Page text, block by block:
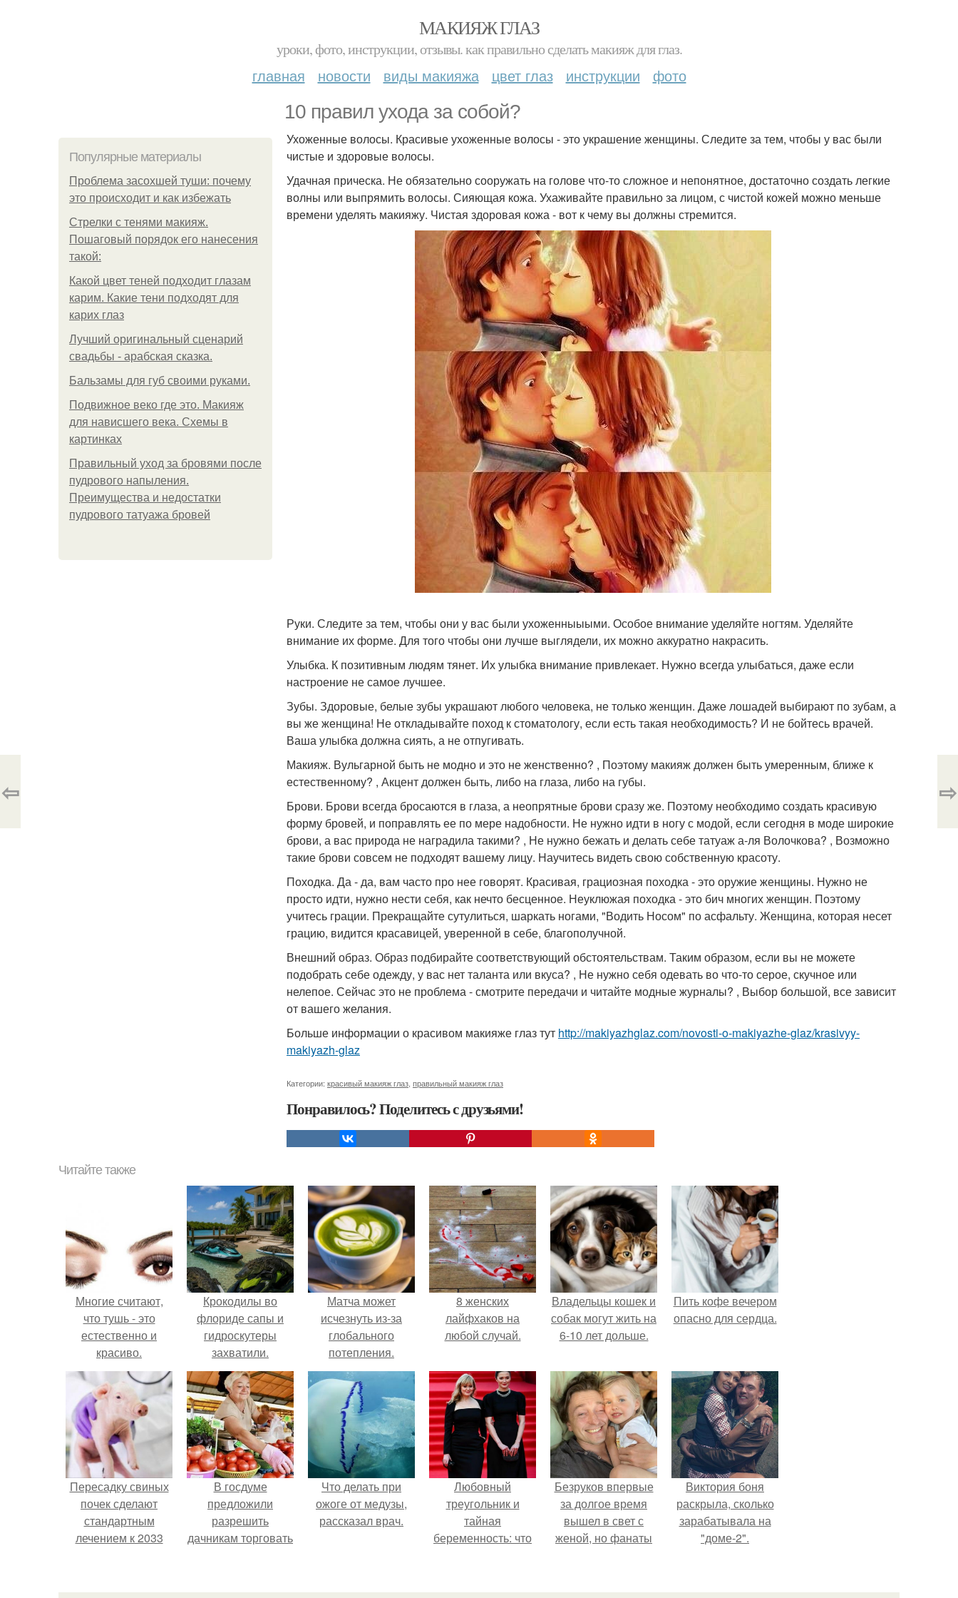
МАКИЯЖ ГЛАЗ
уроки, фото, инструкции, отзывы. как правильно сделать макияж для глаз.
главная новости виды макияжа цвет глаз инструкции фото
10 правил ухода за собой?
Популярные материалы
Проблема засохшей туши: почему
это происходит и как избежать
Стрелки с тенями макияж.
Пошаговый порядок его нанесения
такой:
Какой цвет теней подходит глазам
карим. Какие тени подходят для
карих глаз
Лучший оригинальный сценарий
свадьбы - арабская сказка.
Бальзамы для губ своими руками.
Подвижное веко где это. Макияж
для нависшего века. Схемы в
картинках
Правильный уход за бровями после
пудрового напыления.
Преимущества и недостатки
пудрового татуажа бровей
Ухоженные волосы. Красивые ухоженные волосы - это украшение женщины. Следите за тем, чтобы у вас были
чистые и здоровые волосы.
Удачная прическа. Не обязательно сооружать на голове что-то сложное и непонятное, достаточно создать легкие
волны или выпрямить волосы. Сияющая кожа. Ухаживайте правильно за лицом, с чистой кожей можно меньше
времени уделять макияжу. Чистая здоровая кожа - вот к чему вы должны стремится.
Руки. Следите за тем, чтобы они у вас были ухоженныыыми. Особое внимание уделяйте ногтям. Уделяйте
внимание их форме. Для того чтобы они лучше выглядели, их можно аккуратно накрасить.
Улыбка. К позитивным людям тянет. Их улыбка внимание привлекает. Нужно всегда улыбаться, даже если
настроение не самое лучшее.
Зубы. Здоровые, белые зубы украшают любого человека, не только женщин. Даже лошадей выбирают по зубам, а
вы же женщина! Не откладывайте поход к стоматологу, если есть такая необходимость? И не бойтесь врачей.
Ваша улыбка должна сиять, а не отпугивать.
Макияж. Вульгарной быть не модно и это не женственно? , Поэтому макияж должен быть умеренным, ближе к
естественному? , Акцент должен быть, либо на глаза, либо на губы.
Брови. Брови всегда бросаются в глаза, а неопрятные брови сразу же. Поэтому необходимо создать красивую
форму бровей, и поправлять ее по мере надобности. Не нужно идти в ногу с модой, если сегодня в моде широкие
брови, а вас природа не наградила такими? , Не нужно бежать и делать себе татуаж а-ля Волочкова? , Возможно
такие брови совсем не подходят вашему лицу. Научитесь видеть свою собственную красоту.
Походка. Да - да, вам часто про нее говорят. Красивая, грациозная походка - это оружие женщины. Нужно не
просто идти, нужно нести себя, как нечто бесценное. Неуклюжая походка - это бич многих женщин. Поэтому
учитесь грации. Прекращайте сутулиться, шаркать ногами, "Водить Носом" по асфальту. Женщина, которая несет
грацию, видится красавицей, уверенной в себе, благополучной.
Внешний образ. Образ подбирайте соответствующий обстоятельствам. Таким образом, если вы не можете
подобрать себе одежду, у вас нет таланта или вкуса? , Не нужно себя одевать во что-то серое, скучное или
нелепое. Сейчас это не проблема - смотрите передачи и читайте модные журналы? , Выбор большой, все зависит
от вашего желания.
Больше информации о красивом макияже глаз тут http://makiyazhglaz.com/novosti-o-makiyazhe-glaz/krasivyy-
makiyazh-glaz
Категории: красивый макияж глаз правильный макияж глаз
Понравилось? Поделитесь с друзьями!
⇦ ⇨
Читайте также
Многие считают,
что тушь - это
естественно и
красиво.
Крокодилы во
флориде сапы и
гидроскутеры
захватили.
Матча может
исчезнуть из-за
глобального
потепления.
8 женских
лайфхаков на
любой случай.
Владельцы кошек и
собак могут жить на
6-10 лет дольше.
Пить кофе вечером
опасно для сердца.
Пересадку свиных
почек сделают
стандартным
лечением к 2033
В госдуме
предложили
разрешить
дачникам торговать
в людных местах.
Что делать при
ожоге от медузы,
рассказал врач.
Любовный
треугольник и
тайная
беременность: что
Михалкова?
Безруков впервые
за долгое время
вышел в свет с
женой, но фанаты
Анны: "какая она
Виктория боня
раскрыла, сколько
зарабатывала на
"доме-2".